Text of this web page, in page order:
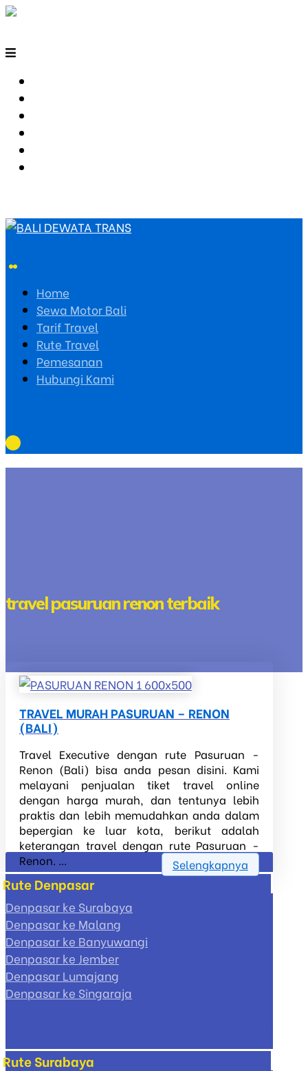
Home
Sewa Motor Bali
Tarif Travel
Rute Travel
Pemesanan
Hubungi Kami
travel pasuruan renon terbaik
TRAVEL MURAH PASURUAN – RENON
(BALI)
Travel Executive dengan rute Pasuruan -
Renon (Bali) bisa anda pesan disini. Kami
melayani penjualan tiket travel online
dengan harga murah, dan tentunya lebih
praktis dan lebih memudahkan anda dalam
bepergian ke luar kota, berikut adalah
keterangan travel dengan rute Pasuruan -
Renon. ...
Selengkapnya
Rute Denpasar
Denpasar ke Surabaya
Denpasar ke Malang
Denpasar ke Banyuwangi
Denpasar ke Jember
Denpasar Lumajang
Denpasar ke Singaraja
Rute Surabaya